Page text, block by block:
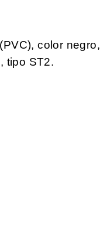
color negro,
tipo ST2.